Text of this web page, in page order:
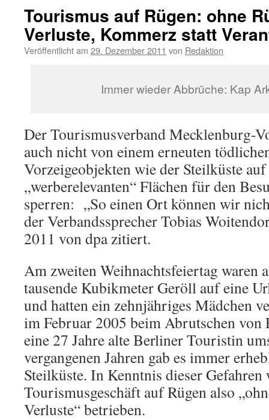
Tourismus auf Rügen: ohne
Verluste, Kommerz statt
Veröffentlicht am 29. Dezember 2011 von Redaktion
Immer wieder Abbrüche: Kap
Der Tourismusverband Mecklenburg-
auch nicht von einem erneuten
Vorzeigeobjekten wie der Steilküste
„werberelevanten“ Flächen für den
sperren: „So einen Ort können wir
der Verbandssprecher Tobias
2011 von dpa zitiert.
Am zweiten Weihnachtsfeiertag waren
tausende Kubikmeter Geröll auf eine
und hatten ein zehnjähriges Mädchen
im Februar 2005 beim Abrutschen von
eine 27 Jahre alte Berliner Touristin
vergangenen Jahren gab es immer
Steilküste. In Kenntnis dieser Gefahren
Tourismusgeschäft auf Rügen also
Verluste“ betrieben.